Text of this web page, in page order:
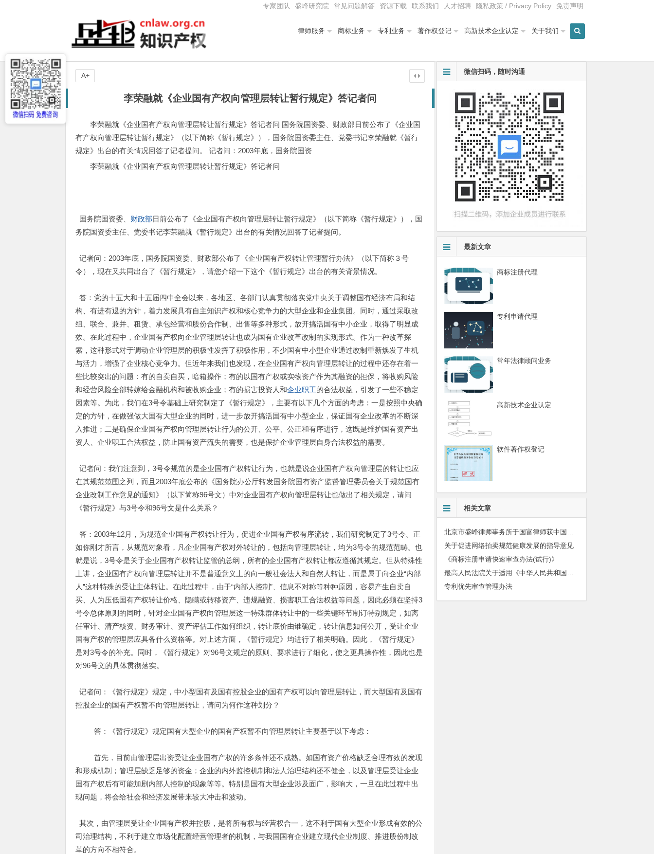
专家团队 盛峰研究院 常见问题解答 资源下载 联系我们 人才招聘 隐私政策 / Privacy Policy 免责声明
律师服务 商标业务 专利业务 著作权登记 高新技术企业认定 关于我们
李荣融就《企业国有产权向管理层转让暂行规定》答记者问
李荣融就《企业国有产权向管理层转让暂行规定》答记者问 国务院国资委、财政部日前公布了《企业国
有产权向管理层转让暂行规定》（以下简称《暂行规定》），国务院国资委主任、党委书记李荣融就《暂行
规定》出台的有关情况回答了记者提问。 记者问：2003年底，国务院国资
李荣融就《企业国有产权向管理层转让暂行规定》答记者问
国务院国资委、 财政部日前公布了《企业国有产权向管理层转让暂行规定》（以下简称《暂行规定》），国
务院国资委主任、党委书记李荣融就《暂行规定》出台的有关情况回答了记者提问。
记者问：2003年底，国务院国资委、财政部公布了《企业国有产权转让管理暂行办法》（以下简称３号
令），现在又共同出台了《暂行规定》，请您介绍一下这个《暂行规定》出台的有关背景情况。
答：党的十五大和十五届四中全会以来，各地区、各部门认真贯彻落实党中央关于调整国有经济布局和结
构、有进有退的方针，着力发展具有自主知识产权和核心竞争力的大型企业和企业集团。同时，通过采取改
组、联合、兼并、租赁、承包经营和股份合作制、出售等多种形式，放开搞活国有中小企业，取得了明显成
效。在此过程中，企业国有产权向企业管理层转让也成为国有企业改革改制的实现形式。作为一种改革探
索，这种形式对于调动企业管理层的积极性发挥了积极作用，不少国有中小型企业通过改制重新焕发了生机
与活力，增强了企业核心竞争力。但近年来我们也发现，在企业国有产权向管理层转让的过程中还存在着一
些比较突出的问题：有的自卖自买，暗箱操作；有的以国有产权或实物资产作为其融资的担保，将收购风险
和经营风险全部转嫁给金融机构和被收购企业；有的损害投资人和企业职工的合法权益，引发了一些不稳定
因素等。为此，我们在3号令基础上研究制定了《暂行规定》，主要有以下几个方面的考虑：一是按照中央确
定的方针，在做强做大国有大型企业的同时，进一步放开搞活国有中小型企业，保证国有企业改革的不断深
入推进；二是确保企业国有产权向管理层转让行为的公开、公平、公正和有序进行，这既是维护国有资产出
资人、企业职工合法权益，防止国有资产流失的需要，也是保护企业管理层自身合法权益的需要。
记者问：我们注意到，3号令规范的是企业国有产权转让行为，也就是说企业国有产权向管理层的转让也应
在其规范范围之列，而且2003年底公布的《国务院办公厅转发国务院国有资产监督管理委员会关于规范国有
企业改制工作意见的通知》（以下简称96号文）中对企业国有产权向管理层转让也做出了相关规定，请问
《暂行规定》与3号令和96号文是什么关系？
答：2003年12月，为规范企业国有产权转让行为，促进企业国有产权有序流转，我们研究制定了3号令。正
如你刚才所言，从规范对象看，凡企业国有产权对外转让的，包括向管理层转让，均为3号令的规范范畴。也
就是说，3号令是关于企业国有产权转让监管的总纲，所有的企业国有产权转让都应遵循其规定。但从特殊性
上讲，企业国有产权向管理层转让并不是普通意义上的向一般社会法人和自然人转让，而是属于向企业“内部
人”这种特殊的受让主体转让。在此过程中，由于“内部人控制”、信息不对称等种种原因，容易产生自卖自
买、人为压低国有产权转让价格、隐瞒或转移资产、违规融资、损害职工合法权益等问题，因此必须在坚持3
号令总体原则的同时，针对企业国有产权向管理层这一特殊群体转让中的一些关键环节制订特别规定，如离
任审计、清产核资、财务审计、资产评估工作如何组织，转让底价由谁确定，转让信息如何公开，受让企业
国有产权的管理层应具备什么资格等。对上述方面，《暂行规定》均进行了相关明确。因此，《暂行规定》
是对3号令的补充。同时，《暂行规定》对96号文规定的原则、要求进行了细化，使之更具操作性，因此也是
对96号文的具体贯彻落实。
记者问：《暂行规定》规定，中小型国有及国有控股企业的国有产权可以向管理层转让，而大型国有及国有
控股企业的国有产权暂不向管理层转让，请问为何作这种划分？
答：《暂行规定》规定国有大型企业的国有产权暂不向管理层转让主要基于以下考虑：
首先，目前由管理层出资受让企业国有产权的许多条件还不成熟。如国有资产价格缺乏合理有效的发现
和形成机制；管理层缺乏足够的资金；企业的内外监控机制和法人治理结构还不健全，以及管理层受让企业
国有产权后有可能加剧内部人控制的现象等等。特别是国有大型企业涉及面广，影响大，一旦在此过程中出
现问题，将会给社会和经济发展带来较大冲击和波动。
其次，由管理层受让企业国有产权并控股，是将所有权与经营权合一，这不利于国有大型企业形成有效的公
司治理结构，不利于建立市场化配置经营管理者的机制，与我国国有企业建立现代企业制度、推进股份制改
革的方向不相符合。
A+ 微信扫码，随时沟通
最新文章
商标注册代理
专利申请代理
常年法律顾问业务
高新技术企业认定
软件著作权登记
相关文章
关于促进网络拍卖规范健康发展的指导意见
《商标注册申请快速审查办法(试行)》
专利优先审查管理办法